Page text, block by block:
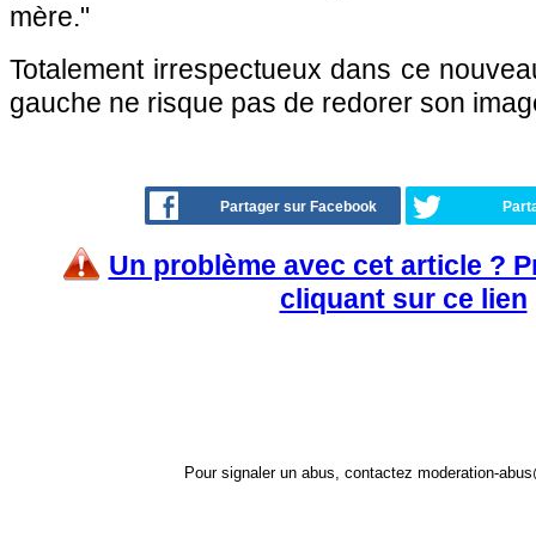
mère."
Totalement irrespectueux dans ce
gauche ne risque pas de redorer son
Partager sur Facebook
Un problème avec cet article ?
cliquant sur ce lien
Pour signaler un abus, contactez moderation-